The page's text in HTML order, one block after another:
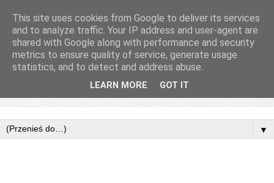
▼
This site uses cookies from Google to deliver its services
and to analyze traffic. Your IP address and user-agent are
shared with Google along with performance and security
metrics to ensure quality of service, generate usage
statistics, and to detect and address abuse.
LEARN MORE GOT IT